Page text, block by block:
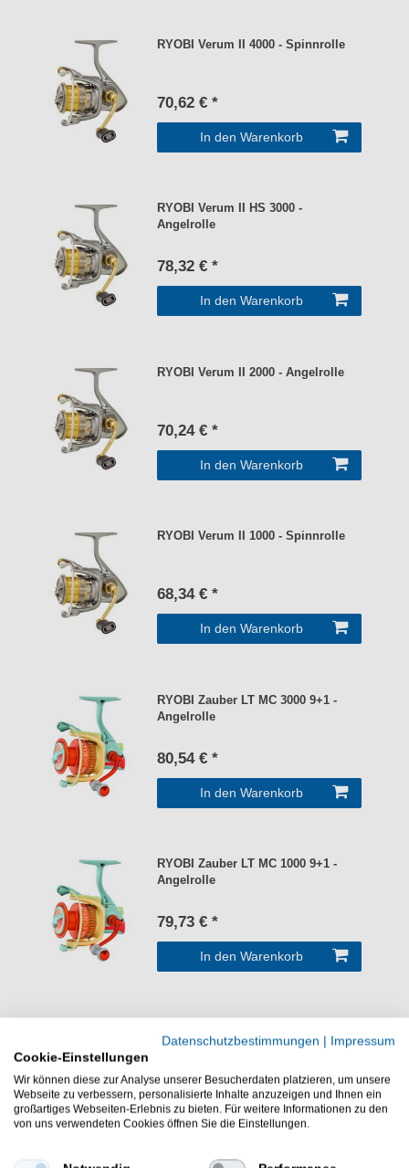
RYOBI Verum II 4000 - Spinnrolle
70,62 € *
In den Warenkorb
RYOBI Verum II HS 3000 -
Angelrolle
78,32 € *
In den Warenkorb
RYOBI Verum II 2000 - Angelrolle
70,24 € *
In den Warenkorb
RYOBI Verum II 1000 - Spinnrolle
68,34 € *
In den Warenkorb
RYOBI Zauber LT MC 3000 9+1 -
Angelrolle
80,54 € *
In den Warenkorb
RYOBI Zauber LT MC 1000 9+1 -
Angelrolle
79,73 € *
In den Warenkorb
56,95 € *
In den Warenkorb
Datenschutzbestimmungen | Impressum
Cookie-Einstellungen
Wir können diese zur Analyse unserer Besucherdaten platzieren, um unsere
Webseite zu verbessern, personalisierte Inhalte anzuzeigen und Ihnen ein
großartiges Webseiten-Erlebnis zu bieten. Für weitere Informationen zu den
von uns verwendeten Cookies öffnen Sie die Einstellungen.